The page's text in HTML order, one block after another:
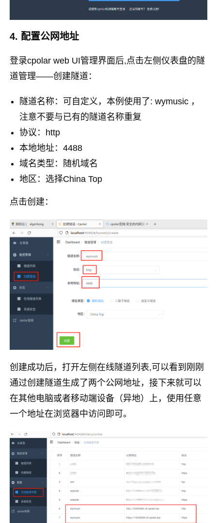
4. 配置公网地址
登录cpolar web UI管理界面后,点击左侧仪表盘的隧
道管理——创建隧道：
隧道名称：可自定义，本例使用了: wymusic ，
注意不要与已有的隧道名称重复
协议：http
本地地址：4488
域名类型：随机域名
地区：选择China Top
点击创建：
创建成功后，打开左侧在线隧道列表,可以看到刚刚
通过创建隧道生成了两个公网地址，接下来就可以
在其他电脑或者移动端设备（异地）上，使用任意
一个地址在浏览器中访问即可。